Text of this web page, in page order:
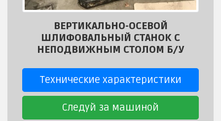
ВЕРТИКАЛЬНО-ОСЕВОЙ
ШЛИФОВАЛЬНЫЙ СТАНОК С
НЕПОДВИЖНЫМ СТОЛОМ Б/У
Технические характеристики
Следуй за машиной